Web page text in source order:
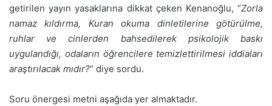
getirilen yayın yasaklarına dikkat çeken Kenanoğlu, “Zorla
namaz kıldırma, Kuran okuma dinletilerine götürülme,
ruhlar ve cinlerden bahsedilerek psikolojik baskı
uygulandığı, odaların öğrencilere temizlettirilmesi iddiaları
araştırılacak mıdır?” diye sordu.
Soru önergesi metni aşağıda yer almaktadır.